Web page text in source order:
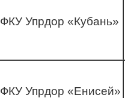
ФКУ Упрдор «Кубань»
ФКУ Упрдор «Енисей»